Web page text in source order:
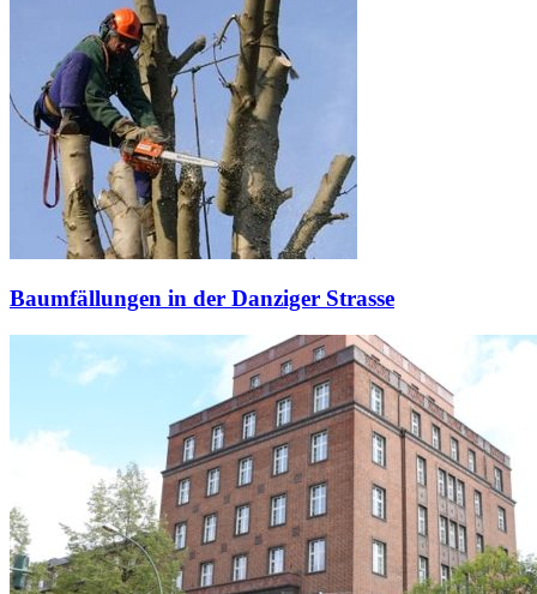
Baumfällungen in der Danziger Strasse